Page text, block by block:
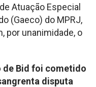
Atuação Especial
(Gaeco) do MPRJ,
por unanimidade, o
de Bid foi cometido
disputa